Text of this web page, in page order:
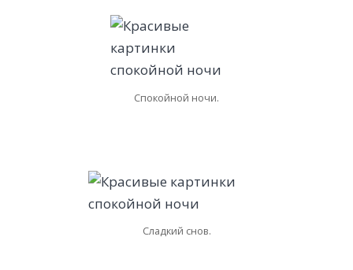
Спокойной ночи.
Сладкий снов.